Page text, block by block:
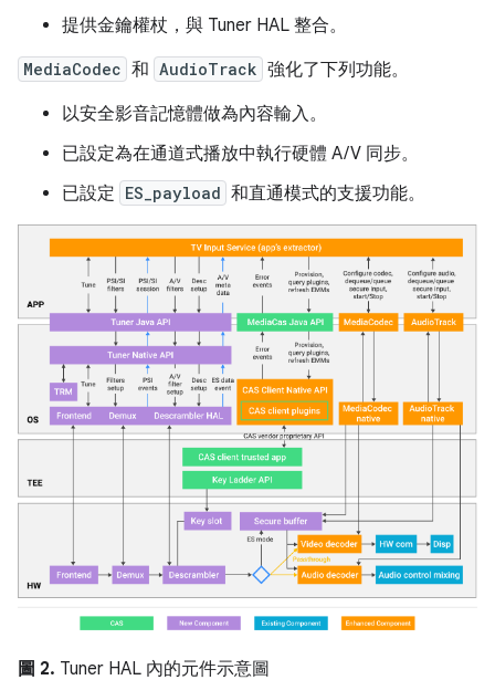
提供金鑰權杖，與 Tuner HAL 整合。
MediaCodec 和 AudioTrack 強化了下列功能。
以安全影音記憶體做為內容輸入。
已設定為在通道式播放中執行硬體 A/V 同步。
已設定 ES_payload 和直通模式的支援功能。
圖 2. Tuner HAL 內的元件示意圖